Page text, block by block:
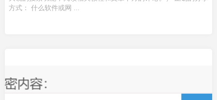
方式： 什么软件或网 ...